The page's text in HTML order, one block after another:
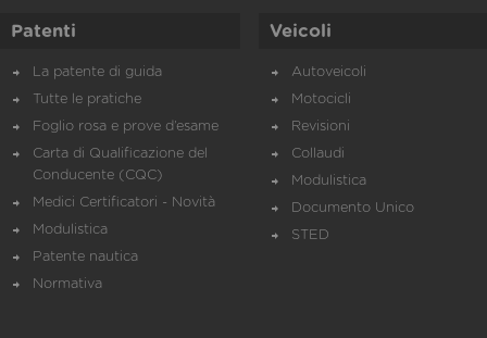
Patenti
La patente di guida
Tutte le pratiche
Foglio rosa e prove d’esame
Carta di Qualificazione del
Conducente (CQC)
Medici Certificatori - Novità
Modulistica
Patente nautica
Normativa
Veicoli
Autoveicoli
Motocicli
Revisioni
Collaudi
Modulistica
Documento Unico
STED